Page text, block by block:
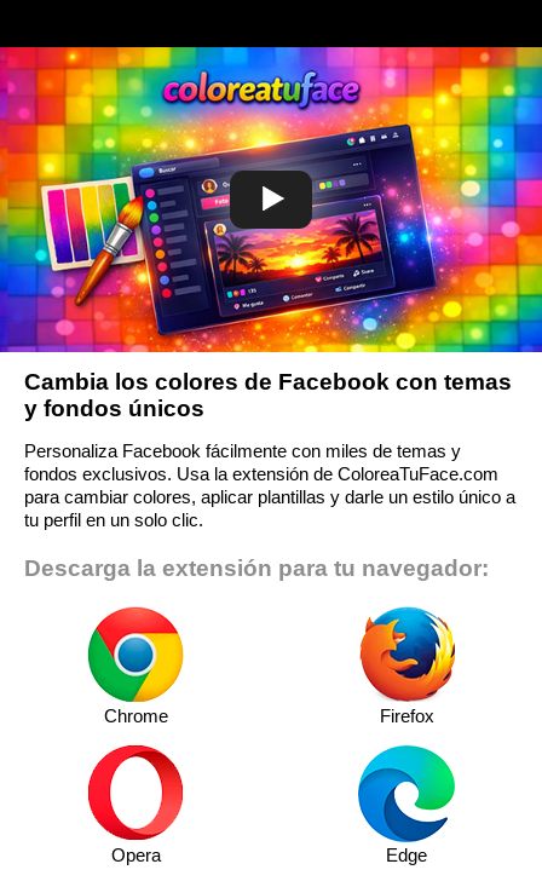
Cambia los colores de Facebook con temas
y fondos únicos
Personaliza Facebook fácilmente con miles de temas y
fondos exclusivos. Usa la extensión de ColoreaTuFace.com
para cambiar colores, aplicar plantillas y darle un estilo único a
tu perfil en un solo clic.
Descarga la extensión para tu navegador:
Chrome Firefox
Opera Edge